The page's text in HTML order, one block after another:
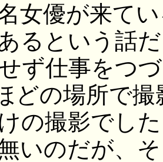
女優が来て
るという話
ず仕事をつ
どの場所で
の撮影でし
いのだが、